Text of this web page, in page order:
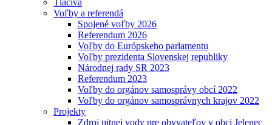
Tlačivá
Voľby a referendá
Spojené voľby 2026
Referendum 2026
Voľby do Európskeho parlamentu
Voľby prezidenta Slovenskej republiky
Národnej rady SR 2023
Referendum 2023
Voľby do orgánov samosprávy obcí 2022
Voľby do orgánov samosprávnych krajov 2022
Projekty
Zdroj pitnej vody pre obyvateľov v obci Jelenec